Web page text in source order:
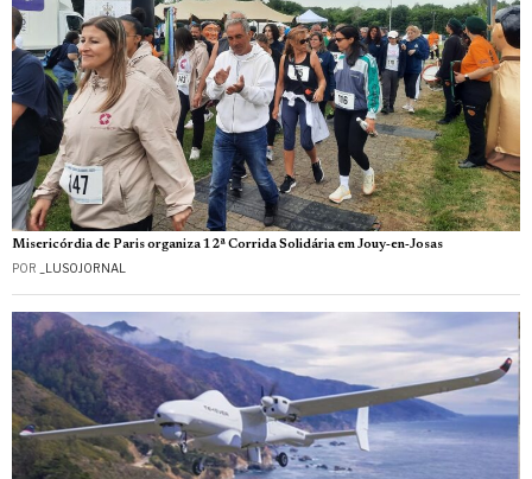
Misericórdia de Paris organiza 12ª Corrida Solidária em Jouy‑en‑Josas
POR _LUSOJORNAL